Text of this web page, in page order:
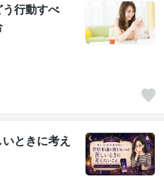
行動すべ
ときに考え